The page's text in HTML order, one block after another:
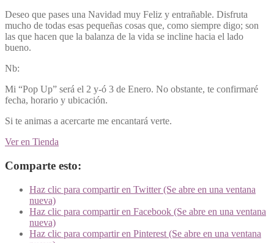
Deseo que pases una Navidad muy Feliz y entrañable. Disfruta
mucho de todas esas pequeñas cosas que, como siempre digo; son
las que hacen que la balanza de la vida se incline hacia el lado
bueno.
Nb:
Mi “Pop Up” será el 2 y-ó 3 de Enero. No obstante, te confirmaré
fecha, horario y ubicación.
Si te animas a acercarte me encantará verte.
Ver en Tienda
Comparte esto:
Haz clic para compartir en Twitter (Se abre en una ventana
nueva)
Haz clic para compartir en Facebook (Se abre en una ventana
nueva)
Haz clic para compartir en Pinterest (Se abre en una ventana